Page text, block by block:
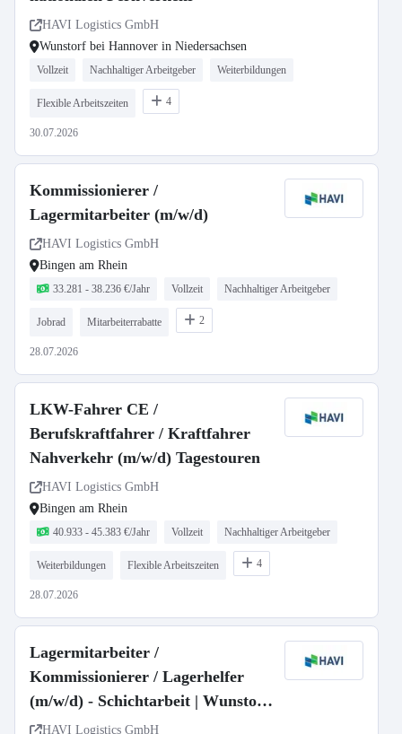
HAVI Logistics GmbH
Wunstorf bei Hannover in Niedersachsen
Vollzeit Nachhaltiger Arbeitgeber Weiterbildungen
Flexible Arbeitszeiten 4
30.07.2026
Kommissionierer /
Lagermitarbeiter (m/w/d)
HAVI Logistics GmbH
Bingen am Rhein
33.281 - 38.236 €/Jahr Vollzeit Nachhaltiger Arbeitgeber
Jobrad Mitarbeiterrabatte 2
28.07.2026
LKW-Fahrer CE /
Berufskraftfahrer / Kraftfahrer
Nahverkehr (m/w/d) Tagestouren
HAVI Logistics GmbH
Bingen am Rhein
40.933 - 45.383 €/Jahr Vollzeit Nachhaltiger Arbeitgeber
Weiterbildungen Flexible Arbeitszeiten 4
28.07.2026
Lagermitarbeiter /
Kommissionierer / Lagerhelfer
(m/w/d) - Schichtarbeit | Wunstorf
(bei Hannover in Niedersachsen)
HAVI Logistics GmbH